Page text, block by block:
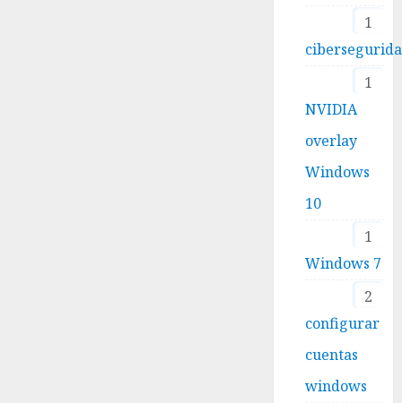
1
1
NVIDIA
overlay
Windows
10
1
Windows 7
2
configurar
cuentas
windows